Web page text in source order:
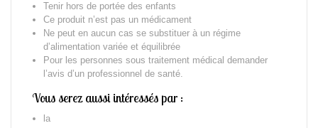
Tenir hors de portée des enfants
Ce produit n’est pas un médicament
Ne peut en aucun cas se substituer à un régime
d’alimentation variée et équilibrée
Pour les personnes sous traitement médical demander
l’avis d’un professionnel de santé.
Vous serez aussi intéressés par :
la